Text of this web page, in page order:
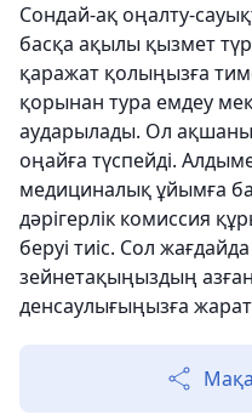
Сондай-ақ оңалту-
басқа ақылы қызмет
қаражат қолыңызға
қорынан тура емдеу
аударылады. Ол
оңайға түспейді.
медициналық ұйымға
дәрігерлік комиссия
беруі тиіс. Сол
зейнетақыңыздың
денсаулығыңызға